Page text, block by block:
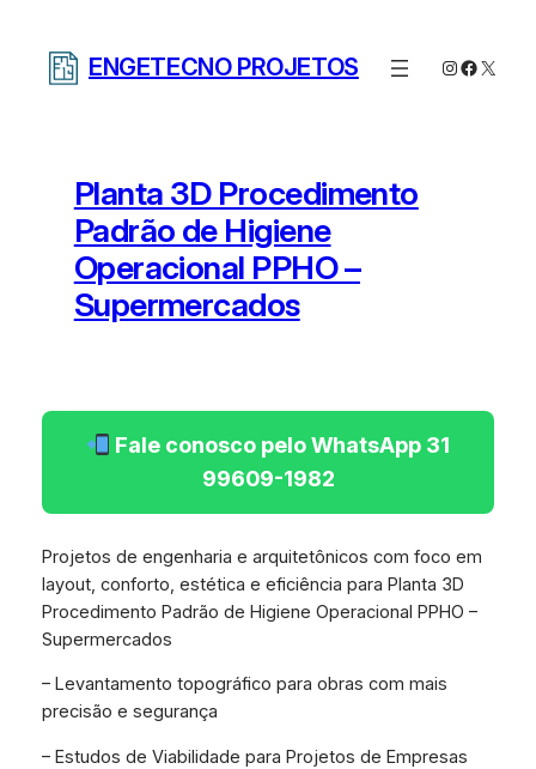
ENGETECNO PROJETOS Instagram
X
Planta 3D Procedimento
Padrão de Higiene
Operacional PPHO –
Supermercados
Fale conosco pelo WhatsApp 31
99609-1982
Projetos de engenharia e arquitetônicos com foco em
layout, conforto, estética e eficiência para Planta 3D
Procedimento Padrão de Higiene Operacional PPHO –
Supermercados
– Levantamento topográfico para obras com mais
precisão e segurança
– Estudos de Viabilidade para Projetos de Empresas